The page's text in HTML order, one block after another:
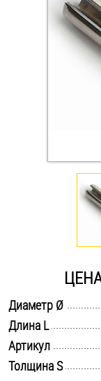
Инструмент
Крюки,
Крюки,
Оснастка
Саморезы
Стопорные
Такелаж
Хомуты
Диаметр Ø
Длина L
Артикул
Толщина S